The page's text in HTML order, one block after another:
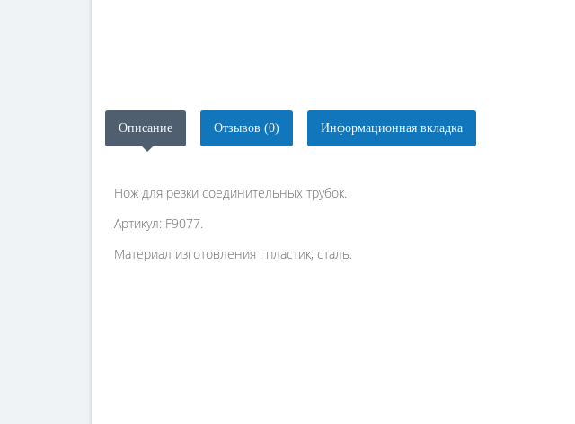
Описание Отзывов (0) Информационная вкладка
Нож для резки соединительных трубок.
Артикул: F9077.
Материал изготовления : пластик, сталь.